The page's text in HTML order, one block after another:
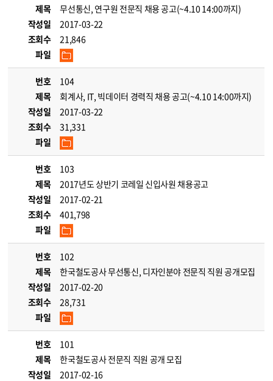
제목
무선통신, 연구원 전문직 채용 공고(~4.10 14:00까지)
작성일
2017-03-22
조회수
21,846
파일
번호
104
제목
회계사, IT, 빅데이터 경력직 채용 공고(~4.10 14:00까지)
작성일
2017-03-22
조회수
31,331
파일
번호
103
제목
2017년도 상반기 코레일 신입사원 채용공고
작성일
2017-02-21
조회수
401,798
파일
번호
102
제목
한국철도공사 무선통신, 디자인분야 전문직 직원 공개모집
작성일
2017-02-20
조회수
28,731
파일
번호
101
제목
한국철도공사 전문직 직원 공개 모집
작성일
2017-02-16